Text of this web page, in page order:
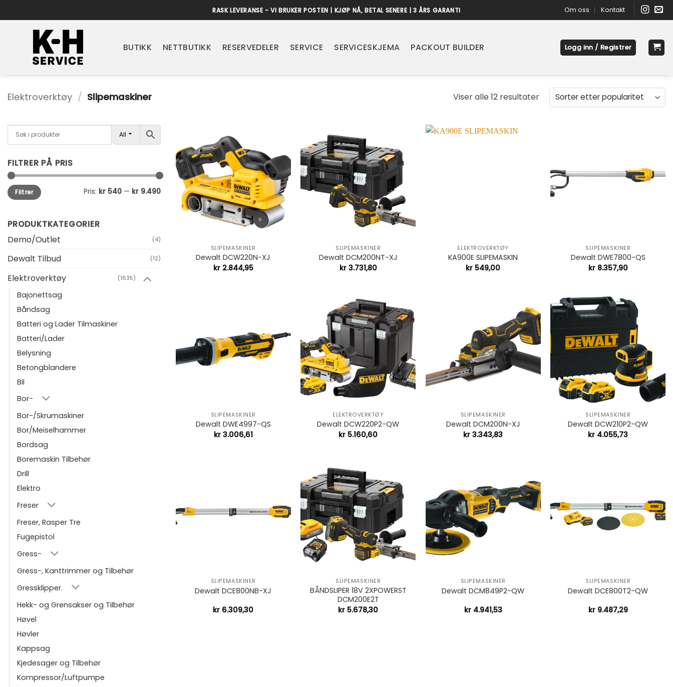
to
RASK LEVERANSE - VI BRUKER POSTEN | KJØP NÅ, BETAL SENERE | 3 ÅRS GARANTI Om oss Kontakt
BUTIKK NETTBUTIKK RESERVEDELER SERVICE SERVICESKJEMA PACKOUT BUILDER Logg inn / Registrer
Elektroverktøy / Slipemaskiner Viser alle 12 resultaterSortert
etter
All
FILTRER PÅ PRIS
Min.
pris
Makspris
Filtrer Pris: kr 540 — kr 9.490
PRODUKTKATEGORIER
Demo/Outlet
(4)
Dewalt Tilbud (12)
Elektroverktøy (1635)
Bajonettsag
Båndsag
Batteri og Lader Tilmaskiner
Batteri/Lader
Belysning
Betongblandere
Bil
Bor-
Bor-/Skrumaskiner
Bor/Meiselhammer
Bordsag
Boremaskin Tilbehør
Drill
Elektro
Freser
Freser, Rasper Tre
Fugepistol
Gress-
Gress-, Kanttrimmer og Tilbehør
Gressklipper.
Hekk- og Grensakser og Tilbehør
Høvel
Høvler
Kappsag
Kjedesager og Tilbehør
Kompressor/Luftpumpe
SLIPEMASKINER
Dewalt DCW220N-XJ
kr2.844,95
SLIPEMASKINER
Dewalt DCM200NT-XJ
kr3.731,80
ELEKTROVERKTØY
KA900E SLIPEMASKIN
kr 549,00
SLIPEMASKINER
Dewalt DWE7800-QS
kr8.357,90
SLIPEMASKINER
Dewalt DWE4997-QS
kr3.006,61
ELEKTROVERKTØY
Dewalt DCW220P2-QW
kr 5.160,60
SLIPEMASKINER
Dewalt DCM200N-XJ
kr 3.343,83
+
SLIPEMASKINER
Dewalt DCW210P2-QW
kr 4.055,73
SLIPEMASKINER
Dewalt DCE800NB-XJ
kr 6.309,30
+
SLIPEMASKINER
BÅNDSLIPER 18V 2XPOWERST
DCM200E2T
kr 5.678,30
SLIPEMASKINER
Dewalt DCM849P2-QW
kr4.941,53
SLIPEMASKINER
Dewalt DCE800T2-QW
kr9.487,29